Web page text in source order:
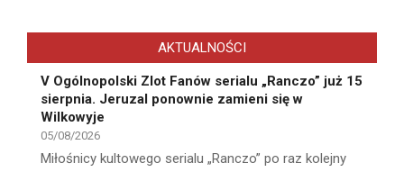
AKTUALNOŚCI
V Ogólnopolski Zlot Fanów serialu „Ranczo” już 15
sierpnia. Jeruzal ponownie zamieni się w
Wilkowyje
05/08/2026
Miłośnicy kultowego serialu „Ranczo” po raz kolejny